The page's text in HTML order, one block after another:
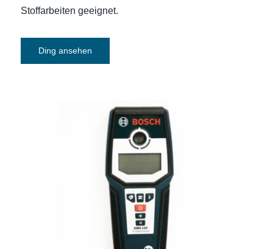
Stoffarbeiten geeignet.
Ding ansehen
Ortungsgerät Bosch Professional
GMS120